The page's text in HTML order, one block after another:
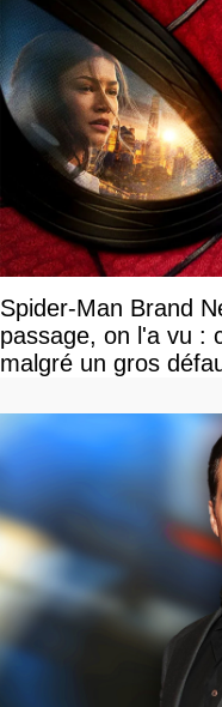
Spider-Man Brand
passage, on l'a vu :
malgré un gros